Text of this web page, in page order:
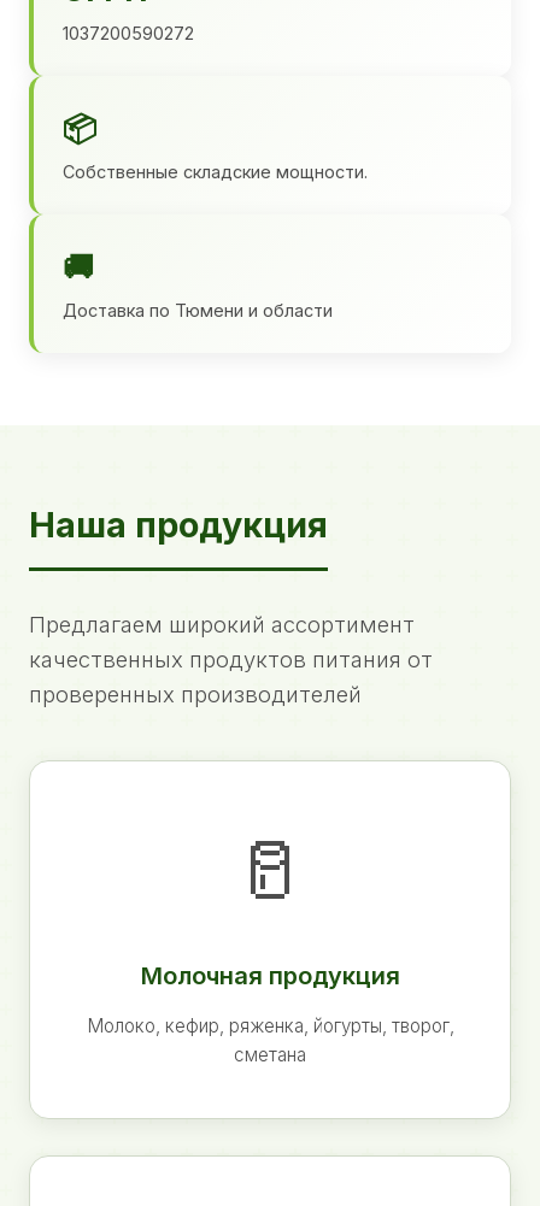
1037200590272
📦
Собственные складские мощности.
🚚
Доставка по Тюмени и области
Наша продукция
Предлагаем широкий ассортимент
качественных продуктов питания от
проверенных производителей
🥛
Молочная продукция
Молоко, кефир, ряженка, йогурты, творог,
сметана